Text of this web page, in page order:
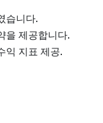
습니다.
을 제공합니다.
익 지표 제공.